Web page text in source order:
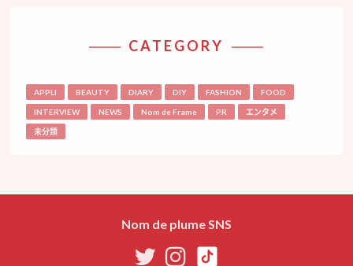
CATEGORY
APPLI BEAUTY DIARY DIY FASHION FOOD
INTERVIEW NEWS Nom de Frame PR エンタメ
未分類
Nom de plume SNS